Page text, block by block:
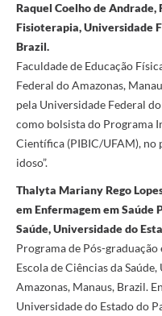
Raquel Coelho de Andrade,
Fisioterapia, Universidade
Brazil.
Faculdade de Educação
Federal do Amazonas,
pela Universidade Federal
como bolsista do Programa
Científica (PIBIC/UFAM), no
idoso”.
Thalyta Mariany Rego
em Enfermagem em Saúde
Saúde, Universidade do
Programa de Pós-
Escola de Ciências da
Amazonas, Manaus, Brazil.
Universidade do Estado do